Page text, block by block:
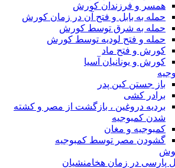
همسر و فرزندان کورش
حمله به بابل و فتح آن در زمان کورش
حمله به شرق توسط کورش
حمله و فتح لودیه توسط کورش
کورش و فتح ماد
کورش و یونانیان آسیا
باز جستن کین پدر
برادر کشی
بردیه دروغین ، بازگشت از مصر و کشته
شدن کمبوجیه
کمبوجیه و مغان
گشودن مصر توسط کمبوجیه
پارسی در زمان هخامنشیان